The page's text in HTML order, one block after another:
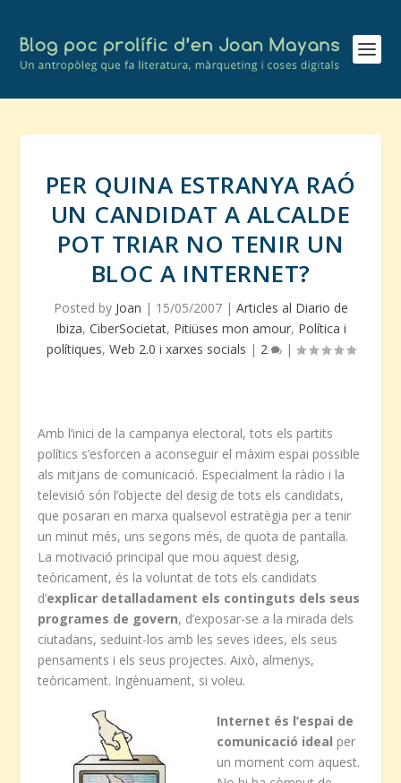
PER QUINA ESTRANYA RAÓ
UN CANDIDAT A ALCALDE
POT TRIAR NO TENIR UN
BLOC A INTERNET?
Posted by Joan | 15/05/2007| Articles al Diario de
Ibiza, CiberSocietat, Pitiüses mon amour, Política i
polítiques, Web 2.0 i xarxes socials | 2 |
Amb l’inici de la campanya electoral, tots els partits
polítics s’esforcen a aconseguir el màxim espai possible
als mitjans de comunicació. Especialment la ràdio i la
televisió són l’objecte del desig de tots els candidats,
que posaran en marxa qualsevol estratègia per a tenir
un minut més, uns segons més, de quota de pantalla.
La motivació principal que mou aquest desig,
teòricament, és la voluntat de tots els candidats
d’explicar detalladament els continguts dels seus
programes de govern, d’exposar-se a la mirada dels
ciutadans, seduint-los amb les seves idees, els seus
pensaments i els seus projectes. Això, almenys,
teòricament. Ingènuament, si voleu.
Internet és l’espai de
comunicació ideal per
un moment com aquest.